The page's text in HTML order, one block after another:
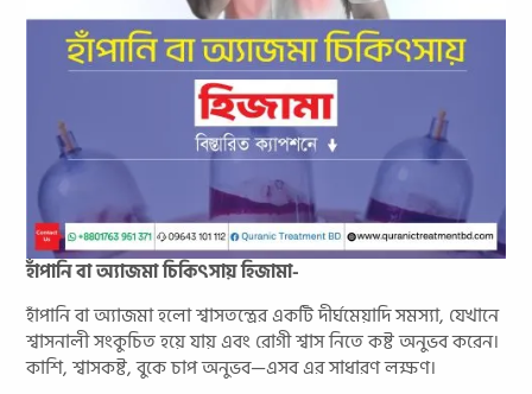
হাঁপানি বা অ্যাজমা চিকিৎসায় হিজামা-
হাঁপানি বা অ্যাজমা হলো শ্বাসতন্ত্রের একটি দীর্ঘমেয়াদি সমস্যা, যেখানে
শ্বাসনালী সংকুচিত হয়ে যায় এবং রোগী শ্বাস নিতে কষ্ট অনুভব করেন।
কাশি, শ্বাসকষ্ট, বুকে চাপ অনুভব—এসব এর সাধারণ লক্ষণ।